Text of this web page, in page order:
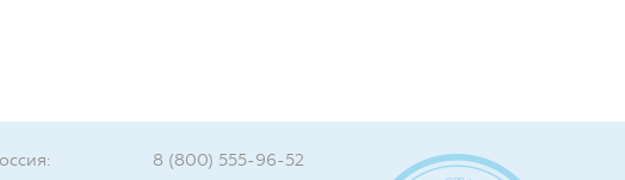
8 (800) 555-96-52